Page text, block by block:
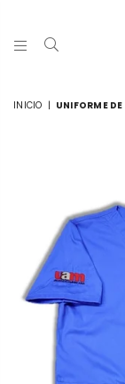
INICIO | UNIFORME